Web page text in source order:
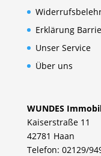
Erklärung
Unser Service
Über uns
WUNDES
Kaiserstraße 11
42781 Haan
Telefon: 02129/